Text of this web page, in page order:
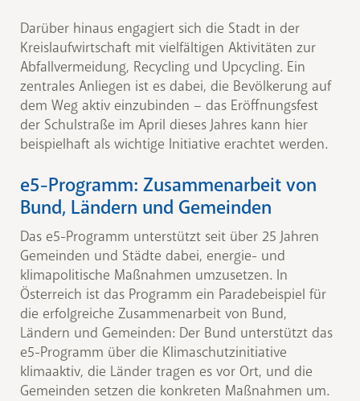
Darüber hinaus engagiert sich die Stadt in der
Kreislaufwirtschaft mit vielfältigen Aktivitäten zur
Abfallvermeidung, Recycling und Upcycling. Ein
zentrales Anliegen ist es dabei, die Bevölkerung auf
dem Weg aktiv einzubinden – das Eröffnungsfest
der Schulstraße im April dieses Jahres kann hier
beispielhaft als wichtige Initiative erachtet werden.
e5-Programm: Zusammenarbeit von
Bund, Ländern und Gemeinden
Das e5-Programm unterstützt seit über 25 Jahren
Gemeinden und Städte dabei, energie- und
klimapolitische Maßnahmen umzusetzen. In
Österreich ist das Programm ein Paradebeispiel für
die erfolgreiche Zusammenarbeit von Bund,
Ländern und Gemeinden: Der Bund unterstützt das
e5-Programm über die Klimaschutzinitiative
klimaaktiv, die Länder tragen es vor Ort, und die
Gemeinden setzen die konkreten Maßnahmen um.